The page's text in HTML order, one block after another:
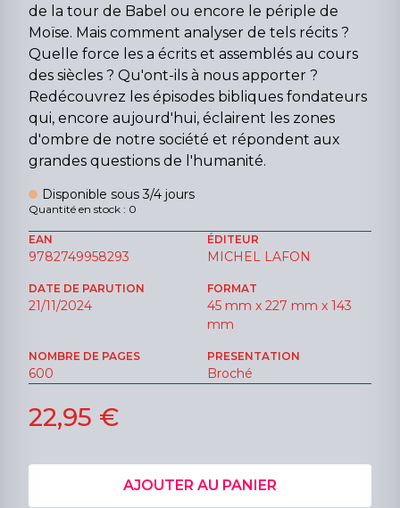
de la tour de Babel ou encore le périple de
Moïse. Mais comment analyser de tels récits ?
Quelle force les a écrits et assemblés au cours
des siècles ? Qu'ont-ils à nous apporter ?
Redécouvrez les épisodes bibliques fondateurs
qui, encore aujourd'hui, éclairent les zones
d'ombre de notre société et répondent aux
grandes questions de l'humanité.
Disponible sous 3/4 jours
Quantité en stock : 0
EAN
9782749958293
ÉDITEUR
MICHEL LAFON
DATE DE PARUTION
21/11/2024
FORMAT
45 mm x 227 mm x 143
mm
NOMBRE DE PAGES
600
PRESENTATION
Broché
22,95 €
AJOUTER AU PANIER